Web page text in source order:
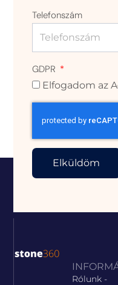
Telefonszám
GDPR
Elfogadom az
Elküldöm
Rólunk -